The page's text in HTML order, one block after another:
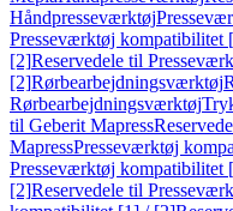
Håndpresseværktøj
Presseværktøj kompatibilitet
[2]Reservedele til
[2]Rørbearbejdningsværktøj
Rørbearbejdningsværktøj
til Geberit Mapress
MapressPresseværktøj
Presseværktøj kompatibilitet
[2]Reservedele til